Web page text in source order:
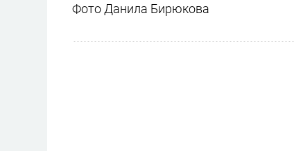
Фото Данила Бирюкова